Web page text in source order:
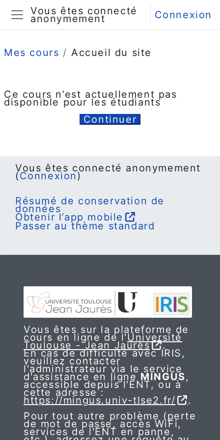
Passer au contenu principal
Panneau latéral
Vous êtes connecté
anonymement Connexion
Mes cours Accueil du site
Ce cours n’est actuellement pas
disponible pour les étudiants
Continuer
Vous êtes connecté anonymement
(Connexion)
Résumé de conservation de
données
Obtenir l’app mobile
Passer au thème standard
Vous êtes sur la plateforme de
cours en ligne de l'Université
Toulouse - Jean Jaurès .
En cas de difficulté avec IRIS,
veuillez contacter
l'administrateur via le service
d'assistance en ligne MINGUS,
accessible depuis l'ENT, ou à
cette adresse :
https://mingus.univ-tlse2.fr/
.
Pour tout autre problème (perte
de mot de passe, accès WiFi,
services de l'ENT en panne,